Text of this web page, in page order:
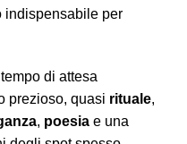
indispensabile per
di attesa
prezioso, quasi rituale,
, poesia e una